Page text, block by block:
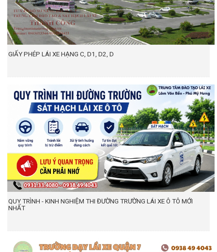
GIẤY PHÉP LÁI XE HẠNG C, D1, D2, D
QUY TRÌNH - KINH NGHIỆM THI ĐƯỜNG TRƯỜNG LÁI XE Ô TÔ MỚI
NHẤT